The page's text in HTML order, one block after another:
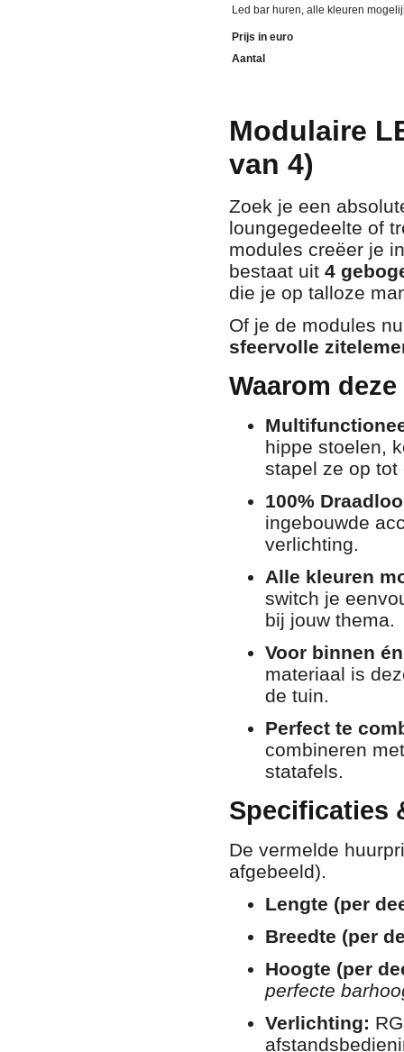
Led bar huren, alle kleuren
Prijs in euro
Aantal
Modulaire
van 4)
Zoek je een
loungegedeelte of
modules creëer je
bestaat uit 4
die je op talloze
Of je de modules
sfeervolle
Waarom
hippe stoelen,
stapel ze op tot
100%
ingebouwde
verlichting.
Alle kleuren
switch je
bij jouw thema.
Voor binnen
materiaal is
de tuin.
Perfect te
combineren
statafels.
Specificaties
De vermelde
afgebeeld).
Lengte (per
Breedte (per
Hoogte (per
perfecte
Verlichting: